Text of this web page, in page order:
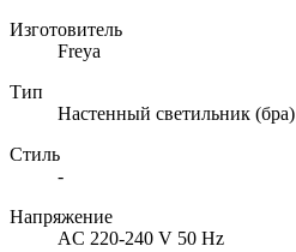
Изготовитель
Freya
Тип
Настенный светильник (бра)
Стиль
-
Напряжение
AC 220-240 V 50 Hz